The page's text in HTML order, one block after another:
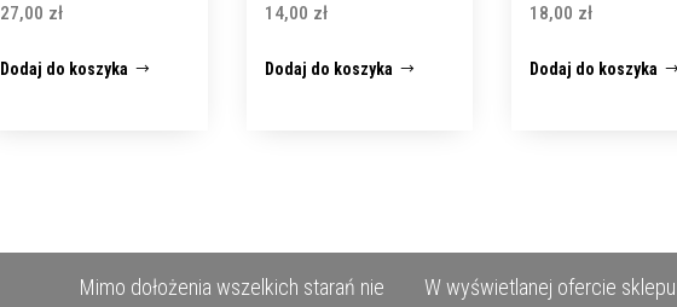
27,00 zł
Dodaj do koszyka
14,00 zł
Dodaj do koszyka
18,00 zł
Dodaj do koszyka
Mimo dołożenia wszelkich starań nie W wyświetlanej ofercie sklepu